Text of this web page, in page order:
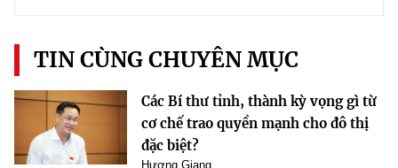
TIN CÙNG CHUYÊN MỤC
Các Bí thư tỉnh, thành kỳ vọng gì từ
cơ chế trao quyền mạnh cho đô thị
đặc biệt?
Hương Giang